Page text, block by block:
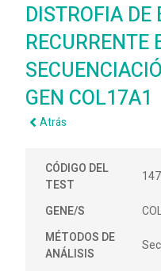
DISTROFIA DE
RECURRENTE
GEN COL17A1
Atrás
CÓDIGO DEL
TEST
GENE/S
MÉTODOS DE
ANÁLISIS